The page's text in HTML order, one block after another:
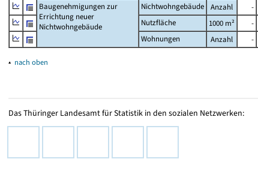
Baugenehmigungen zur
Errichtung neuer
Nichtwohngebäude
Nichtwohngebäude Anzahl -
Nutzfläche
1000 m² -
Wohnungen
Anzahl -
▴ nach oben
Das Thüringer Landesamt für Statistik in den sozialen Netzwerken: